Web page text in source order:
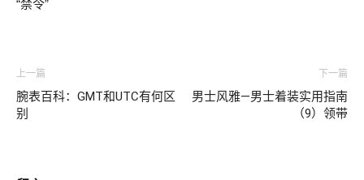
“禁令”
上一篇
腕表百科：GMT和UTC有何区
别
下一篇
男士风雅—男士着装实用指南
（9）领带